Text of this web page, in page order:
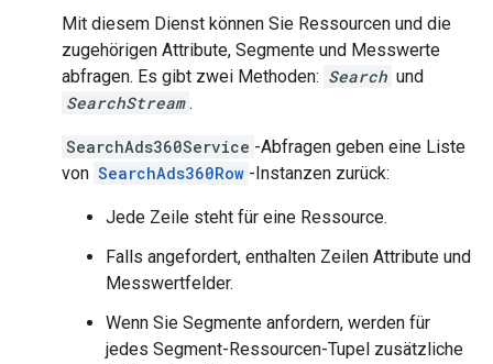
Mit diesem Dienst können Sie Ressourcen und die
zugehörigen Attribute, Segmente und Messwerte
abfragen. Es gibt zwei Methoden: Search und
SearchStream .
SearchAds360Service -Abfragen geben eine Liste
von SearchAds360Row -Instanzen zurück:
Jede Zeile steht für eine Ressource.
Falls angefordert, enthalten Zeilen Attribute und
Messwertfelder.
Wenn Sie Segmente anfordern, werden für
jedes Segment-Ressourcen-Tupel zusätzliche